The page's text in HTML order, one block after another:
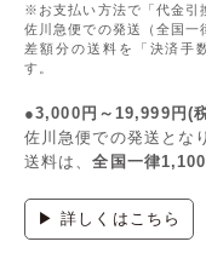
※お支払い方法で「代金引
佐川急便での発送（全国一
差額分の送料を「決済手
す。
●3,000円～19,999円(
佐川急便での発送とな
送料は、全国一律
▶ 詳しくはこちら